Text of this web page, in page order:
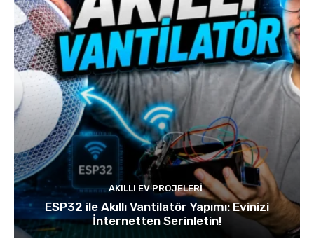
AKILLI EV PROJELERI
ESP32 ile Akıllı Vantilatör Yapımı: Evinizi
İnternetten Serinletin!